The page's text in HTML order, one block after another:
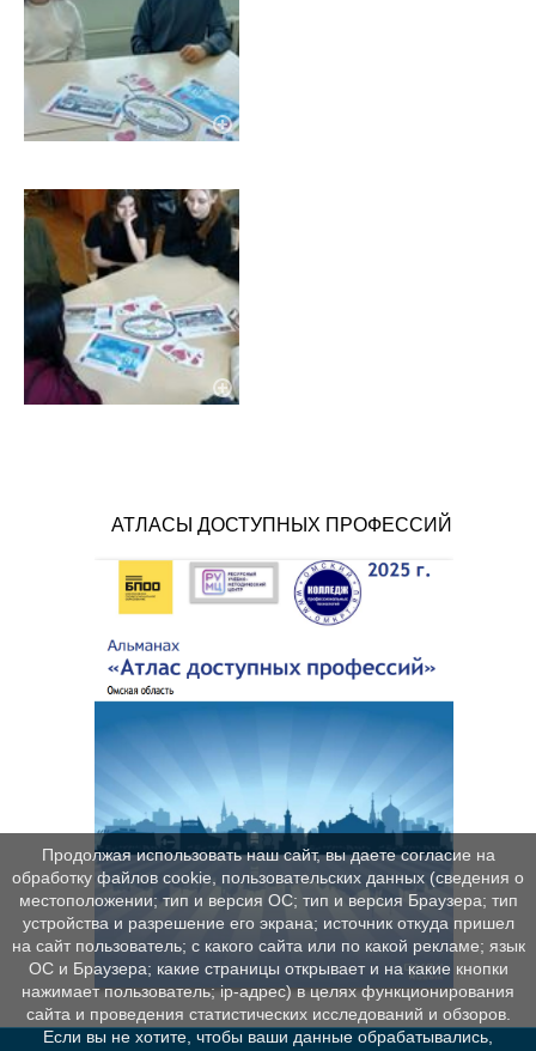
АТЛАСЫ ДОСТУПНЫХ ПРОФЕССИЙ
Продолжая использовать наш сайт, вы даете согласие на
обработку файлов cookie, пользовательских данных (сведения о
местоположении; тип и версия ОС; тип и версия Браузера; тип
устройства и разрешение его экрана; источник откуда пришел
на сайт пользователь; с какого сайта или по какой рекламе; язык
ОС и Браузера; какие страницы открывает и на какие кнопки
нажимает пользователь; ip-адрес) в целях функционирования
сайта и проведения статистических исследований и обзоров.
Если вы не хотите, чтобы ваши данные обрабатывались,